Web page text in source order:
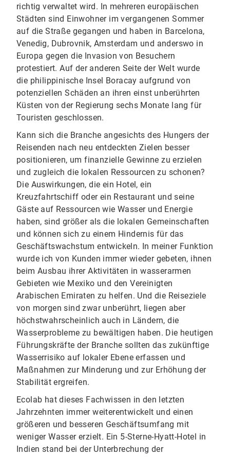
richtig verwaltet wird. In mehreren europäischen
Städten sind Einwohner im vergangenen Sommer
auf die Straße gegangen und haben in Barcelona,
Venedig, Dubrovnik, Amsterdam und anderswo in
Europa gegen die Invasion von Besuchern
protestiert. Auf der anderen Seite der Welt wurde
die philippinische Insel Boracay aufgrund von
potenziellen Schäden an ihren einst unberührten
Küsten von der Regierung sechs Monate lang für
Touristen geschlossen.
Kann sich die Branche angesichts des Hungers der
Reisenden nach neu entdeckten Zielen besser
positionieren, um finanzielle Gewinne zu erzielen
und zugleich die lokalen Ressourcen zu schonen?
Die Auswirkungen, die ein Hotel, ein
Kreuzfahrtschiff oder ein Restaurant und seine
Gäste auf Ressourcen wie Wasser und Energie
haben, sind größer als die lokalen Gemeinschaften
und können sich zu einem Hindernis für das
Geschäftswachstum entwickeln. In meiner Funktion
wurde ich von Kunden immer wieder gebeten, ihnen
beim Ausbau ihrer Aktivitäten in wasserarmen
Gebieten wie Mexiko und den Vereinigten
Arabischen Emiraten zu helfen. Und die Reiseziele
von morgen sind zwar unberührt, liegen aber
höchstwahrscheinlich auch in Ländern, die
Wasserprobleme zu bewältigen haben. Die heutigen
Führungskräfte der Branche sollten das zukünftige
Wasserrisiko auf lokaler Ebene erfassen und
Maßnahmen zur Minderung und zur Erhöhung der
Stabilität ergreifen.
Ecolab hat dieses Fachwissen in den letzten
Jahrzehnten immer weiterentwickelt und einen
größeren und besseren Geschäftsumfang mit
weniger Wasser erzielt. Ein 5-Sterne-Hyatt-Hotel in
Indien stand bei der Unterbrechung der